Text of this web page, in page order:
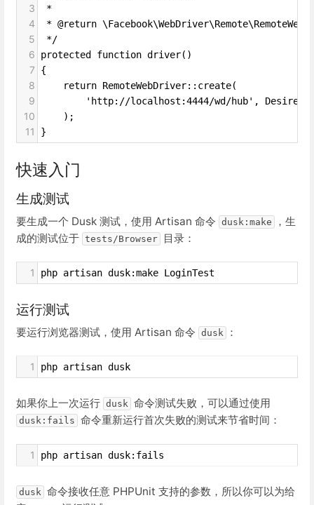
3 *
4 * @return
5 */
6 protected function driver()
7 {
8
    return RemoteWebDriver::create(
9
'http://localhost:4444/wd/hub',
10
    );
11 }
快速入门
生成测试
要生成一个 Dusk 测试，使用 Artisan 命令 dusk:make
，生
成的测试位于 tests/Browser 目录：
1 php artisan dusk:make LoginTest
运行测试
要运行浏览器测试，使用 Artisan 命令 dusk ：
1 php artisan dusk
如果你上一次运行 dusk 命令测试失败，可以通过使用
dusk:fails 命令重新运行首次失败的测试来节省时间：
1 php artisan dusk:fails
dusk 命令接收任意 PHPUnit 支持的参数，所以你可以为给